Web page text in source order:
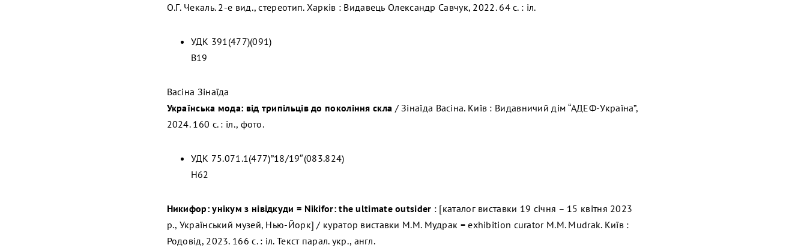
О.Г. Чекаль. 2-е вид., стереотип. Харків : Видавець Олександр Савчук, 2022. 64 с. : іл.
УДК 391(477)(091)
В19
Васіна Зінаїда
Українська мода: від трипільців до покоління скла / Зінаїда Васіна. Київ : Видавничий дім “АДЕФ-Україна”,
2024. 160 с. : іл., фото.
УДК 75.071.1(477)”18/19″(083.824)
Н62
Никифор: унікум з нівідкуди = Nikifor:the ultimate outsider : [каталог виставки 19 січня – 15 квітня 2023
р., Український музей, Нью-Йорк] / куратор виставки М.М. Мудрак = exhibition curator M.M. Mudrak. Київ :
Родовід, 2023. 166 с. : іл. Текст парал. укр., англ.